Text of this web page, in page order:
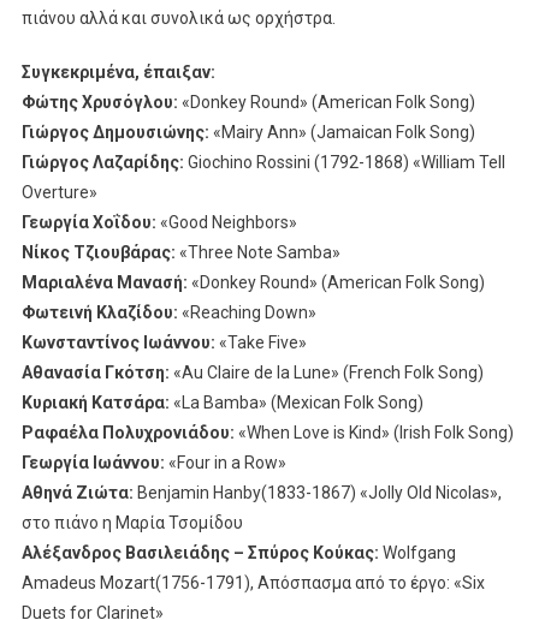
πιάνου αλλά και συνολικά ως ορχήστρα.
Συγκεκριμένα, έπαιξαν:
Φώτης Χρυσόγλου: «Donkey Round» (American Folk Song)
Γιώργος Δημουσιώνης: «Mairy Ann» (Jamaican Folk Song)
Γιώργος Λαζαρίδης: Giochino Rossini (1792-1868) «William Tell
Overture»
Γεωργία Χοΐδου: «Good Neighbors»
Νίκος Τζιουβάρας: «Three Note Samba»
Μαριαλένα Μανασή: «Donkey Round» (American Folk Song)
Φωτεινή Κλαζίδου: «Reaching Down»
Κωνσταντίνος Ιωάννου: «Take Five»
Αθανασία Γκότση: «Au Claire de la Lune» (French Folk Song)
Κυριακή Κατσάρα: «La Bamba» (Mexican Folk Song)
Ραφαέλα Πολυχρονιάδου: «When Love is Kind» (Irish Folk Song)
Γεωργία Ιωάννου: «Four in a Row»
Αθηνά Ζιώτα: Benjamin Hanby(1833-1867) «Jolly Old Nicolas»,
στο πιάνο η Μαρία Τσομίδου
Αλέξανδρος Βασιλειάδης – Σπύρος Kούκας: Wolfgang
Amadeus Mozart(1756-1791), Απόσπασμα από το έργο: «Six
Duets for Clarinet»